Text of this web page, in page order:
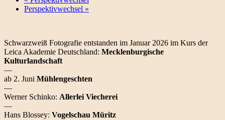
Perspektivwechsel »
Schwarzweiß Fotografie entstanden im Januar 2026 im Kurs der
Leica Akademie Deutschland: Mecklenburgische
Kulturlandschaft
—
ab 2. Juni Mühlengeschten
—
Werner Schinko: Allerlei Viecherei
—
Hans Blossey: Vogelschau Müritz